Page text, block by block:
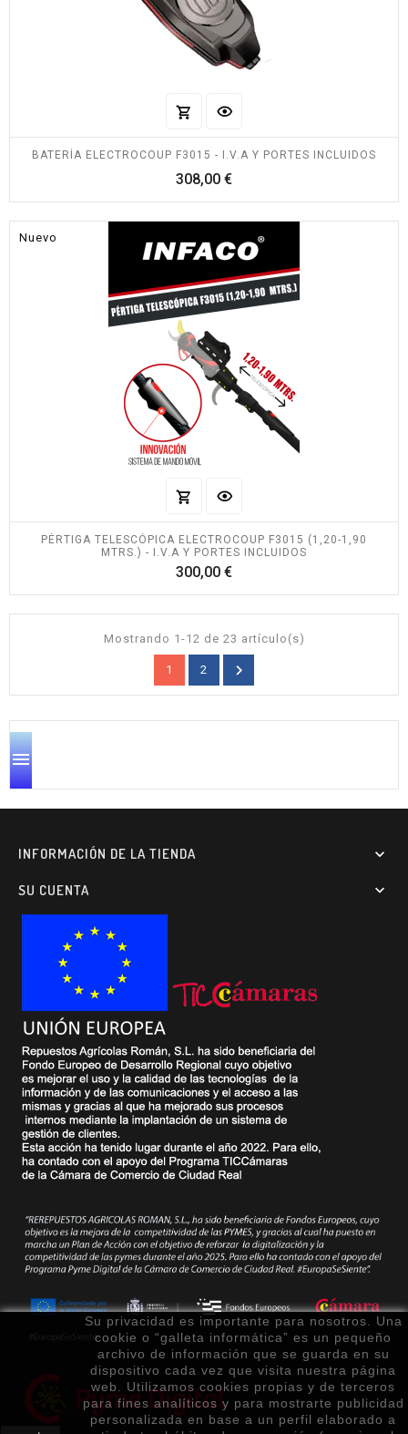
BATERÍA ELECTROCOUP F3015 - I.V.A Y PORTES INCLUIDOS
308,00 €Precio
Nuevo
PÉRTIGA TELESCÓPICA ELECTROCOUP F3015 (1,20-1,90
MTRS.) - I.V.A Y PORTES INCLUIDOS
300,00 €Precio
Mostrando 1-12 de 23 artículo(s)
1 2 

INFORMACIÓN DE LA TIENDA 
SU CUENTA 
Su privacidad es importante para nosotros. Una
cookie o “galleta informática” es un pequeño
archivo de información que se guarda en su
dispositivo cada vez que visita nuestra página
web. Utilizamos cookies propias y de terceros
para fines analíticos y para mostrarte publicidad
personalizada en base a un perfil elaborado a